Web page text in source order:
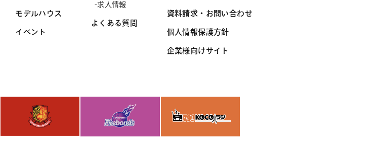
モデルハウス
イベント
求人情報
よくある質問
資料請求・お問い合わせ
個人情報保護方針
企業様向けサイト